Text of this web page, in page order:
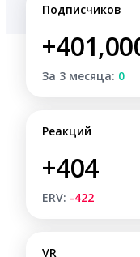
Подписчиков
За 3 месяца: 0
Реакций
+404
ERV: -422
VR